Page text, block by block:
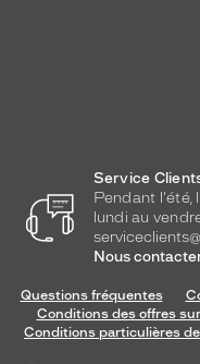
Service
Pendant l'été,
lundi au
Nous
Questions fréquentes
Conditions des offres
Conditions particulières